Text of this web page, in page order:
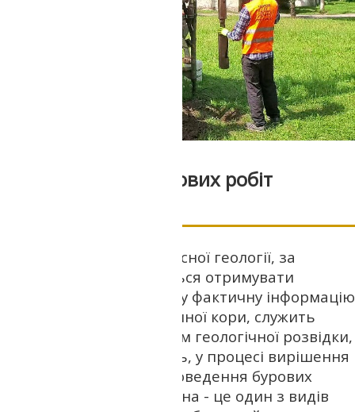
Призначення бурових робіт
Основним методом сучасної геології, за
допомогою якого вдається отримувати
найповнішу і найточнішу фактичну інформацію
про підземну будову земної кори, служить
буріння свердловин. Крім геологічної розвідки,
існує ще чимало завдань, у процесі вирішення
яких також потрібне проведення бурових
робіт. Бурова свердловина - це один з видів